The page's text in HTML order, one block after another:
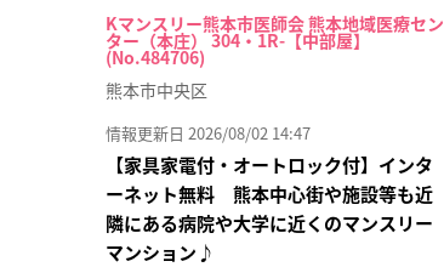
Kマンスリー熊本市医師会 熊本地域医療セン
ター（本庄） 304・1R-【中部屋】
(No.484706)
熊本市中央区
情報更新日 2026/08/02 14:47
【家具家電付・オートロック付】インタ
ーネット無料 熊本中心街や施設等も近
隣にある病院や大学に近くのマンスリー
マンション♪